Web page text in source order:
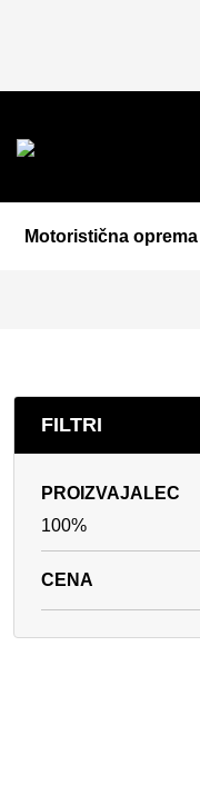
Motoristična oprema
FILTRI
PROIZVAJALEC
100%